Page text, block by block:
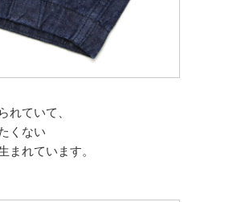
れていて、
くない
まれています。